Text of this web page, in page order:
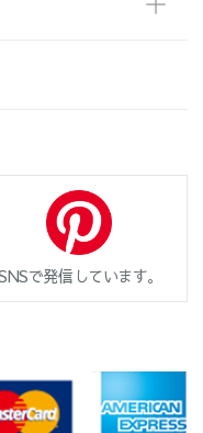
で発信しています。